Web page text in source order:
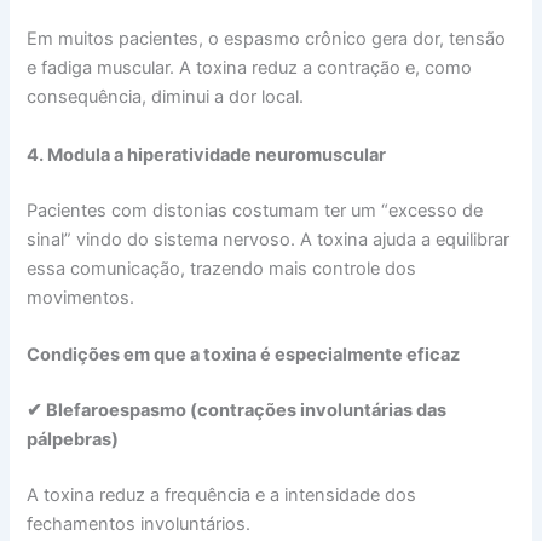
Em muitos pacientes, o espasmo crônico gera dor, tensão
e fadiga muscular. A toxina reduz a contração e, como
consequência, diminui a dor local.
4. Modula a hiperatividade neuromuscular
Pacientes com distonias costumam ter um “excesso de
sinal” vindo do sistema nervoso. A toxina ajuda a equilibrar
essa comunicação, trazendo mais controle dos
movimentos.
Condições em que a toxina é especialmente eficaz
✔ Blefaroespasmo (contrações involuntárias das
pálpebras)
A toxina reduz a frequência e a intensidade dos
fechamentos involuntários.